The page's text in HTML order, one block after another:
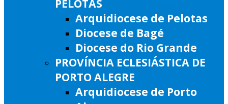
PELOTAS
Arquidiocese de Pelotas
Diocese de Bagé
Diocese do Rio Grande
PROVÍNCIA ECLESIÁSTICA DE
PORTO ALEGRE
Arquidiocese de Porto